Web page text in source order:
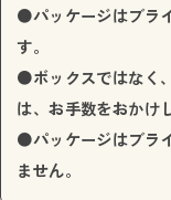
●パッケージはブラ
す。
●ボックスではなく
は、お手数をおかけ
●パッケージはブラ
ません。